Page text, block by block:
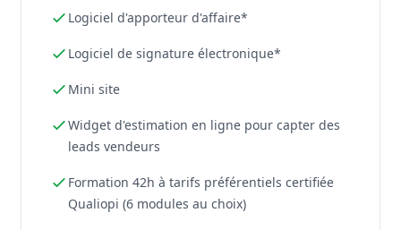
Logiciel d'apporteur d'affaire*
Logiciel de signature électronique*
Mini site
Widget d'estimation en ligne pour capter des
leads vendeurs
Formation 42h à tarifs préférentiels certifiée
Qualiopi (6 modules au choix)